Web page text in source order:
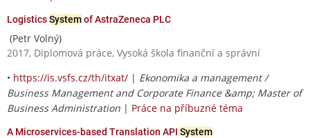
LogisticsSystemof AstraZeneca PLC
(Petr Volný)
2017, Diplomová práce, Vysoká škola finanční a správní
• https://is.vsfs.cz/th/itxat/ | Ekonomika a management /
Business Management and Corporate Finance &amp; Master of
Business Administration | Práce na příbuzné téma
A Microservices-based Translation API System